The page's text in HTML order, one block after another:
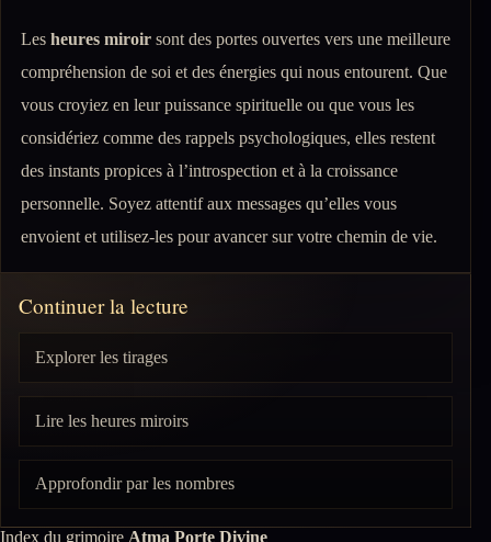
Les heures miroirsont des portes ouvertes vers une meilleure
compréhension de soi et des énergies qui nous entourent. Que
vous croyiez en leur puissance spirituelle ou que vous les
considériez comme des rappels psychologiques, elles restent
des instants propices à l’introspection et à la croissance
personnelle. Soyez attentif aux messages qu’elles vous
envoient et utilisez-les pour avancer sur votre chemin de vie.
Continuer la lecture
Explorer les tirages
Lire les heures miroirs
Approfondir par les nombres
Index du grimoire Atma Porte Divine